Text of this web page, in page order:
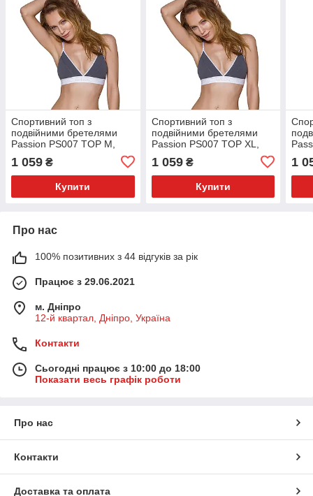
Спортивний топ з
подвійними бретелями
Passion PS007 TOP M,
1 059 ₴
Купити
Спортивний топ з
подвійними бретелями
Passion PS007 TOP XL,
1 059₴
Купити
1
Про нас
100% позитивних з 44 відгуків за рік
Працює з 29.06.2021
м. Дніпро
12-й квартал, Дніпро, Україна
Контакти
Сьогодні працює з 10:00 до 18:00
Показати весь графік роботи
Про нас
Контакти
Доставка та оплата